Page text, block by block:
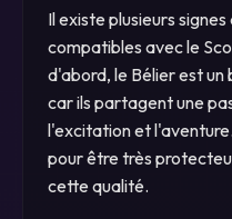
Il existe plusieurs
compatibles avec le
d'abord, le Bélier est un
car ils partagent une
l'excitation et
pour être très
cette qualité.